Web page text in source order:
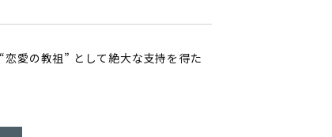
愛の教祖” として絶大な支持を得た